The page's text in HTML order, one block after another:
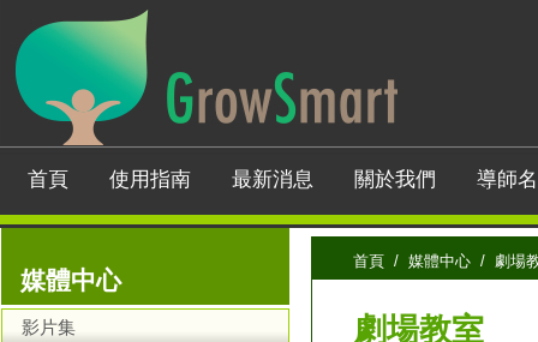
首頁 使用指南 最新消息 關於我們 導師
媒體中心
影片集
首頁/ 媒體中心 / 劇場
劇場教室